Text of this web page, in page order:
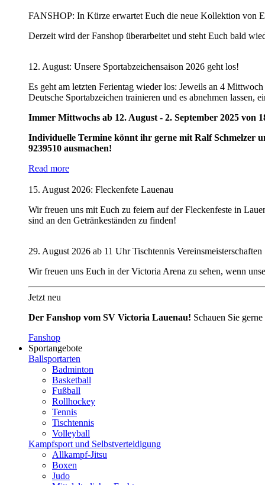
FANSHOP: In Kürze erwartet Euch die neue Kollektion von
Derzeit wird der Fanshop überarbeitet und steht Euch bald
12. August: Unsere Sportabzeichensaison 2026 geht los!
Es geht am letzten Ferientag wieder los: Jeweils an 4
Deutsche Sportabzeichen trainieren und es abnehmen
Immer Mittwochs ab 12. August - 2. September 2025
Individuelle Termine könnt ihr gerne mit Ralf Schmelzer
9239510 ausmachen!
Read more
15. August 2026: Fleckenfete Lauenau
Wir freuen uns mit Euch zu feiern auf der Fleckenfeste in
sind an den Getränkeständen zu finden!
29. August 2026 ab 11 Uhr Tischtennis Vereinsmeisterschaften
Wir freuen uns Euch in der Victoria Arena zu sehen, wenn
Jetzt neu
Der Fanshop vom SV Victoria Lauenau! Schauen Sie
Fanshop
Sportangebote
Ballsportarten
Badminton
Basketball
Fußball
Rollhockey
Tennis
Tischtennis
Volleyball
Kampfsport und Selbstverteidigung
Allkampf-Jitsu
Boxen
Judo